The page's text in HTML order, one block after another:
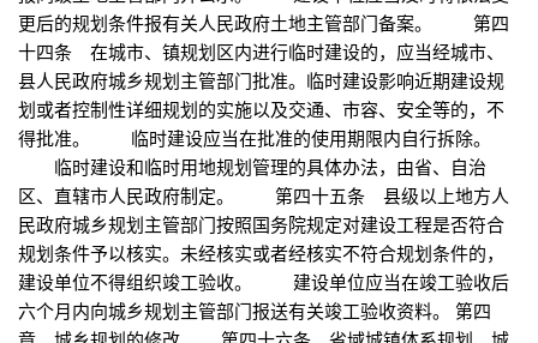
更后的规划条件报有关人民政府土地主管部门备案。 第四
十四条 在城市、镇规划区内进行临时建设的，应当经城市、
县人民政府城乡规划主管部门批准。临时建设影响近期建设规
划或者控制性详细规划的实施以及交通、市容、安全等的，不
得批准。 临时建设应当在批准的使用期限内自行拆除。
临时建设和临时用地规划管理的具体办法，由省、自治
区、直辖市人民政府制定。 第四十五条 县级以上地方人
民政府城乡规划主管部门按照国务院规定对建设工程是否符合
规划条件予以核实。未经核实或者经核实不符合规划条件的，
建设单位不得组织竣工验收。 建设单位应当在竣工验收后
六个月内向城乡规划主管部门报送有关竣工验收资料。 第四